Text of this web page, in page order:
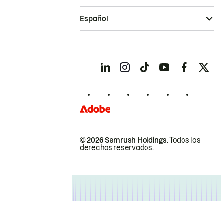
© 2026 Semrush Holdings.Todos los
derechos reservados.
Español